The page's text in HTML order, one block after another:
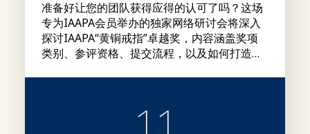
准备好让您的团队获得应得的认可了吗？这场
专为IAAPA会员举办的独家网络研讨会将深入
探讨IAAPA“黄铜戒指”卓越奖，内容涵盖奖项
类别、参评资格、提交流程，以及如何打造更